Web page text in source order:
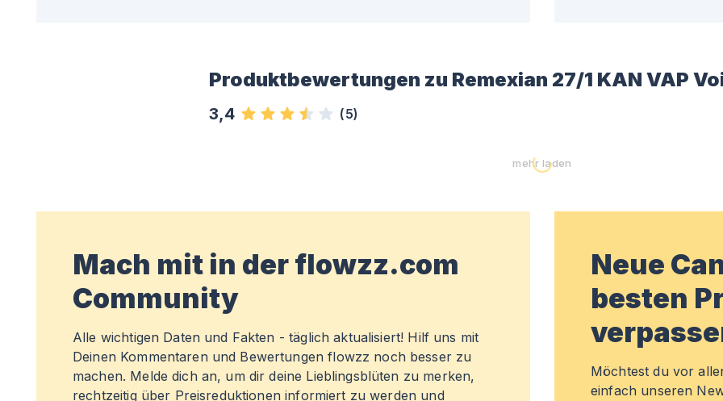
Produktbewertungen zu Remexian 27/1 KAN VAP
3,4 (5)
mehr laden
Mach mit in der flowzz.com
Community
Alle wichtigen Daten und Fakten - täglich aktualisiert! Hilf uns mit
Deinen Kommentaren und Bewertungen flowzz noch besser zu
machen. Melde dich an, um dir deine Lieblingsblüten zu merken,
rechtzeitig über Preisreduktionen informiert zu werden und
Neue
besten
Möchtest du vor
einfach unseren